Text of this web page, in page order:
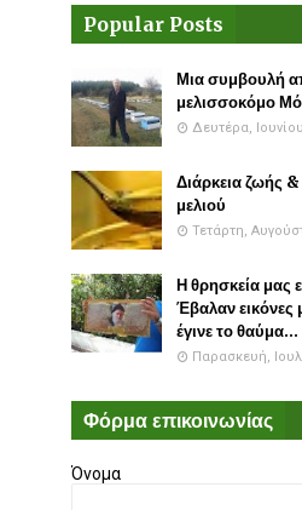
Popular Posts
Μια συμβουλή
μελισσοκόμο
Δευτέρα,
Διάρκεια ζωής
μελιού
Τετάρτη,
Η θρησκεία μας
Έβαλαν εικόνες
έγινε το θαύμα...
Παρασκευή,
Φόρμα επικοινωνίας
Όνομα